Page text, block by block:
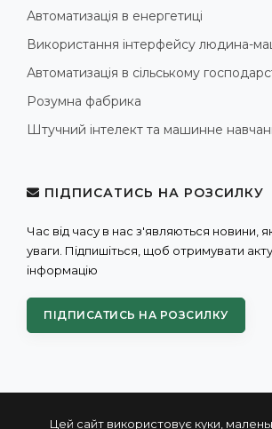
Цей сайт використовує куки,
Автоматизація в енергетиці
Використання інтерфейсу людина-
Автоматизація в сільському
Розумна фабрика
Штучний інтелект та машинне
ПІДПИСАТИСЬ НА РОЗСИЛКУ
Час від часу в нас з'являються новини,
уваги. Підпишіться, щоб отримувати
інформацію
ПІДПИСАТИСЬ НА РОЗСИЛКУ